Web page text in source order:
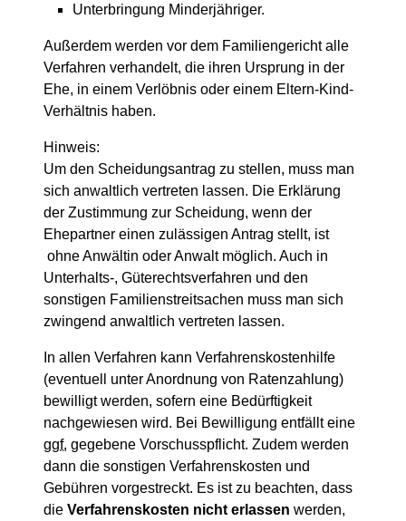
Unterbringung Minderjähriger.
Außerdem werden vor dem Familiengericht alle
Verfahren verhandelt, die ihren Ursprung in der
Ehe, in einem Verlöbnis oder einem Eltern-Kind-
Verhältnis haben.
Hinweis:
Um den Scheidungsantrag zu stellen, muss man
sich anwaltlich vertreten lassen. Die Erklärung
der Zustimmung zur Scheidung, wenn der
Ehepartner einen zulässigen Antrag stellt, ist
ohne Anwältin oder Anwalt möglich. Auch in
Unterhalts-, Güterechtsverfahren und den
sonstigen Familienstreitsachen muss man sich
zwingend anwaltlich vertreten lassen.
In allen Verfahren kann Verfahrenskostenhilfe
(eventuell unter Anordnung von Ratenzahlung)
bewilligt werden, sofern eine Bedürftigkeit
nachgewiesen wird. Bei Bewilligung entfällt eine
ggf. gegebene Vorschusspflicht. Zudem werden
dann die sonstigen Verfahrenskosten und
Gebühren vorgestreckt. Es ist zu beachten, dass
die Verfahrenskosten nicht erlassen werden,